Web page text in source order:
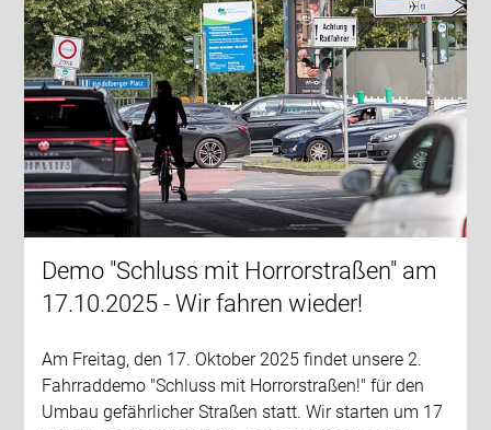
Demo "Schluss mit Horrorstraßen" am
17.10.2025 - Wir fahren wieder!
Am Freitag, den 17. Oktober 2025 findet unsere 2.
Fahrraddemo "Schluss mit Horrorstraßen!" für den
Umbau gefährlicher Straßen statt. Wir starten um 17